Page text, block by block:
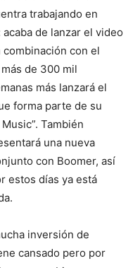
trabajando en
de lanzar el video
combinación con el
de 300 mil
más lanzará el
forma parte de su
También
una nueva
con Boomer, así
estos días ya está
inversión de
cansado pero por